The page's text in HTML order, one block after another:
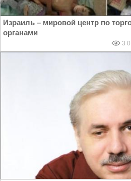
Израиль – мировой центр по
органами
3